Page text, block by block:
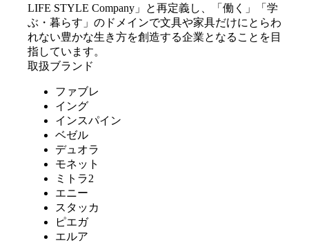
LIFE STYLE Company」と再定義し、「働く」「学
ぶ・暮らす」のドメインで文具や家具だけにとらわ
れない豊かな生き方を創造する企業となることを目
指しています。
取扱ブランド
ファブレ
イング
インスパイン
ベゼル
デュオラ
モネット
ミトラ2
エニー
スタッカ
ピエガ
エルア